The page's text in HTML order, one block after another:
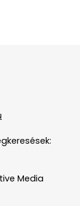
Media